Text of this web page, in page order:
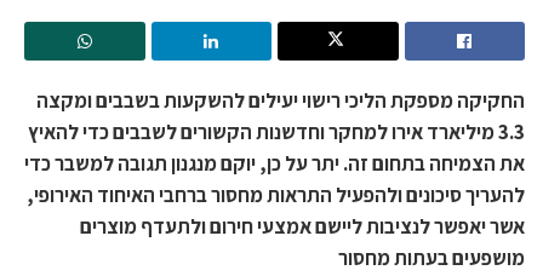
החקיקה מספקת הליכי רישוי יעילים להשקעות בשבבים ומקצה
3.3 מיליארד אירו למחקר וחדשנות הקשורים לשבבים כדי להאיץ
את הצמיחה בתחום זה. יתר על כן, יוקם מנגנון תגובה למשבר כדי
להעריך סיכונים ולהפעיל התראות מחסור ברחבי האיחוד האירופי,
אשר יאפשר לנציבות ליישם אמצעי חירום ולתעדף מוצרים
מושפעים בעתות מחסור